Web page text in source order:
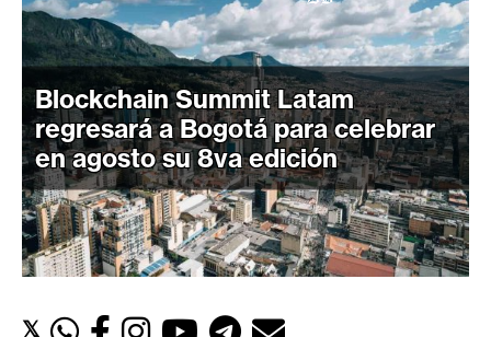
C
r
i
p
t
o
M
e
r
c
Blockchain Summit Latam
regresará a Bogotá para celebrar
en agosto su 8va edición
𝕏